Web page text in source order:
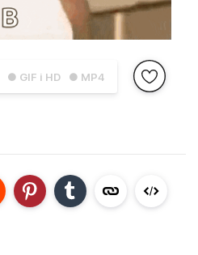
● GIF i HD ● MP4